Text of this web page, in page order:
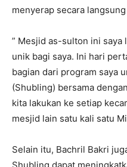
menyerap secara
” Mesjid as-sulton ini saya
unik bagi saya. Ini hari
bagian dari program saya
(Shubling) bersama
kita lakukan ke setiap
mesjid lain satu kali satu
Selain itu, Bachril Bakri